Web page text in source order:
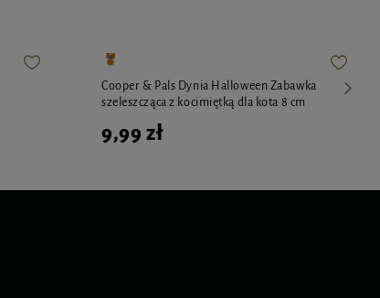
Cooper & Pals Dynia Halloween Zabawka
szeleszcząca z kocimiętką dla kota 8 cm
9,99 zł